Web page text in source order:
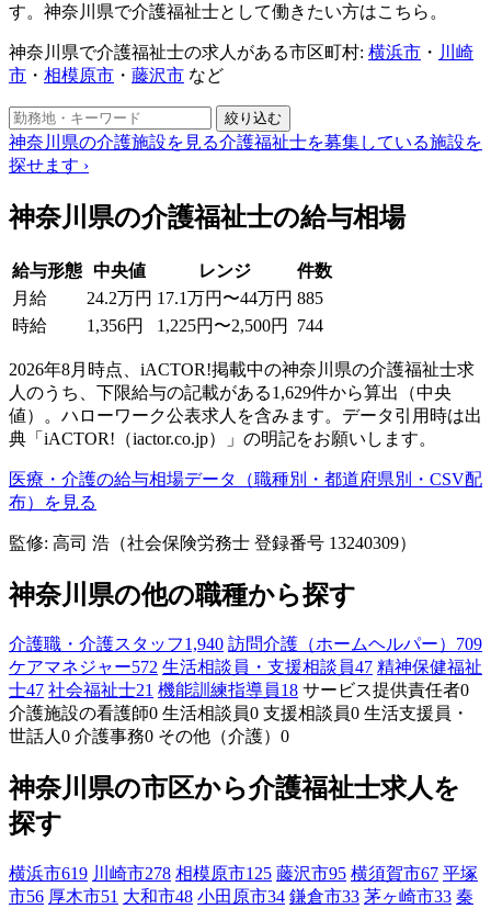
す。神奈川県で介護福祉士として働きたい方はこちら。
神奈川県で介護福祉士の求人がある市区町村: 横浜市 ・ 川崎
市 ・ 相模原市 ・ 藤沢市 など
絞り込む
神奈川県の介護施設を見る介護福祉士を募集している施設を
探せます ›
神奈川県の介護福祉士の給与相場
給与形態 中央値 レンジ
件数
月給
24.2万円 17.1万円〜44万円 885
時給
1,356円 1,225円〜2,500円 744
2026年8月時点、iACTOR!掲載中の神奈川県の介護福祉士求
人のうち、下限給与の記載がある1,629件から算出（中央
値）。ハローワーク公表求人を含みます。データ引用時は出
典「iACTOR!（iactor.co.jp）」の明記をお願いします。
医療・介護の給与相場データ（職種別・都道府県別・CSV配
布）を見る
監修: 高司 浩（社会保険労務士 登録番号 13240309）
神奈川県の他の職種から探す
介護職・介護スタッフ1,940 訪問介護（ホームヘルパー） 709
ケアマネジャー572 生活相談員・支援相談員47 精神保健福祉
士47 社会福祉士21 機能訓練指導員18 サービス提供責任者0
介護施設の看護師0 生活相談員0 支援相談員0 生活支援員・
世話人0 介護事務0 その他（介護） 0
神奈川県の市区から介護福祉士求人を
探す
横浜市619 川崎市278 相模原市125 藤沢市95 横須賀市67 平塚
市56 厚木市51 大和市48 小田原市34 鎌倉市33 茅ヶ崎市33 秦